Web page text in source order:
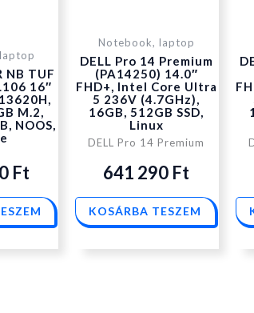
NB TUF
16″
M.2,
NOOS,
Ft
Notebook, laptop
DELL Pro 14 Premium
(PA14250) 14.0″
FHD+, Intel Core Ultra
5 236V (4.7GHz),
16GB, 512GB SSD,
Linux
DELL Pro 14 Premium
707
890 Ft.
641 290 Ft
641
290 Ft.
KOSÁRBA TESZEM